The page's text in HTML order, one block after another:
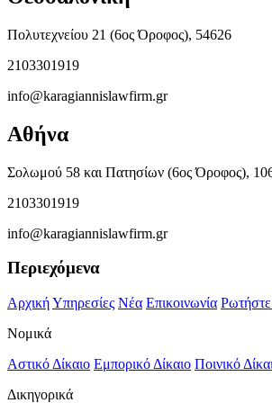
Πολυτεχνείου 21 (6ος Όροφος), 54626
2103301919
info@karagiannislawfirm.gr
Αθήνα
Σολωμού 58 και Πατησίων (6ος Όροφος),
2103301919
info@karagiannislawfirm.gr
Περιεχόμενα
ΑρχικήΥπηρεσίες Νέα Επικοινωνία
Νομικά
Αστικό Δίκαιο Εμπορικό Δίκαιο Ποινικό
Δικηγορικά